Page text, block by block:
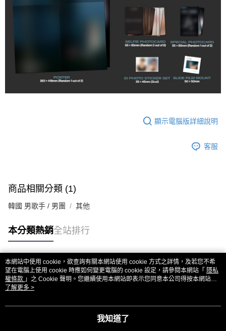
顯示電腦版詳細說明
客服
商品相關分類 (1)
韓國 男歌手 / 男團 其他
本分類熱銷全站排行
熱門標籤
本網站中使用 cookie，欲查詢有關本網站使用 cookie 方式之詳情，及若您不希
望在電腦上使用 cookie 時應如何變更電腦的 cookie 設定，請參閱本網站「 隱私
權條款 」之 Cookie 聲明。您繼續使用本網站即表示您同意本公司得按本網站使
用條款之 Cookie 聲明使用 cookie。
了解更多 >
我知道了